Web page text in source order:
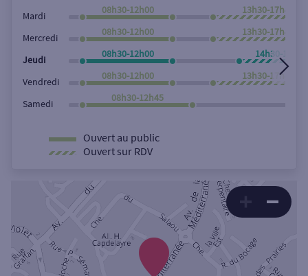
Mardi
08h30-12h00 13h30-17h45
Mercredi
08h30-12h00 13h30-17h45
Jeudi
08h30-12h00 14h30-17h45
Vendredi
08h30-12h00 13h30-17h45
Samedi
08h30-12h45
Ouvert au public
Ouvert sur RDV